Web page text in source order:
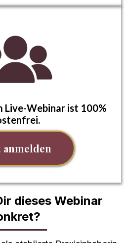
Live-Webinar ist 100%
anmelden
dieses Webinar